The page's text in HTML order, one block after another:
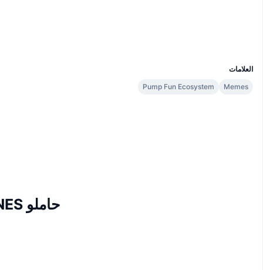
العلامات
Memes
Pump Fun Ecosystem
حاملو YOUNES